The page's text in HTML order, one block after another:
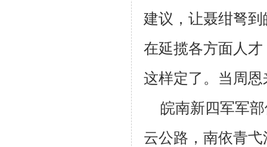
建议，让聂绀弩
在延揽各方面人
这样定了。当周
皖南新四军军
云公路，南依青